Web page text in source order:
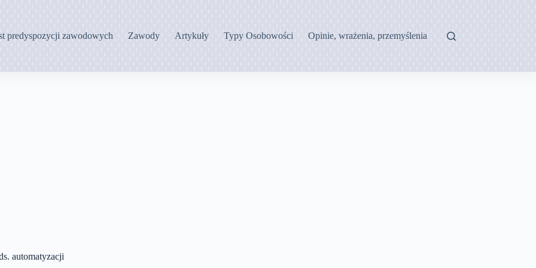
predyspozycji zawodowych Zawody Artykuły Typy Osobowości Opinie, wrażenia, przemyślenia
automatyzacji